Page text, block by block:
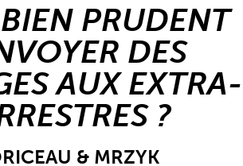
PRUDENT
DES
AUX EXTRA-
?
& MRZYK